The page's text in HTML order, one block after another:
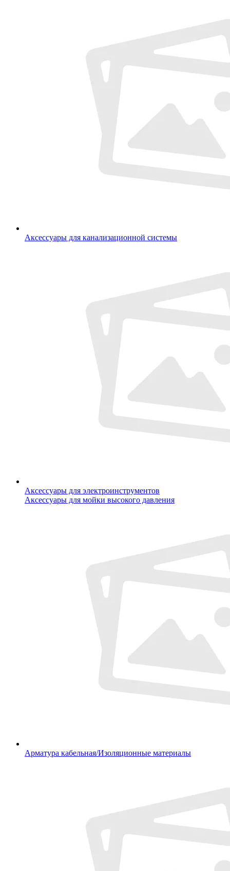
Аксессуары для канализационной системы
Аксессуары для электроинструментов
Аксессуары для мойки высокого давления
Арматура кабельная/Изоляционные материалы